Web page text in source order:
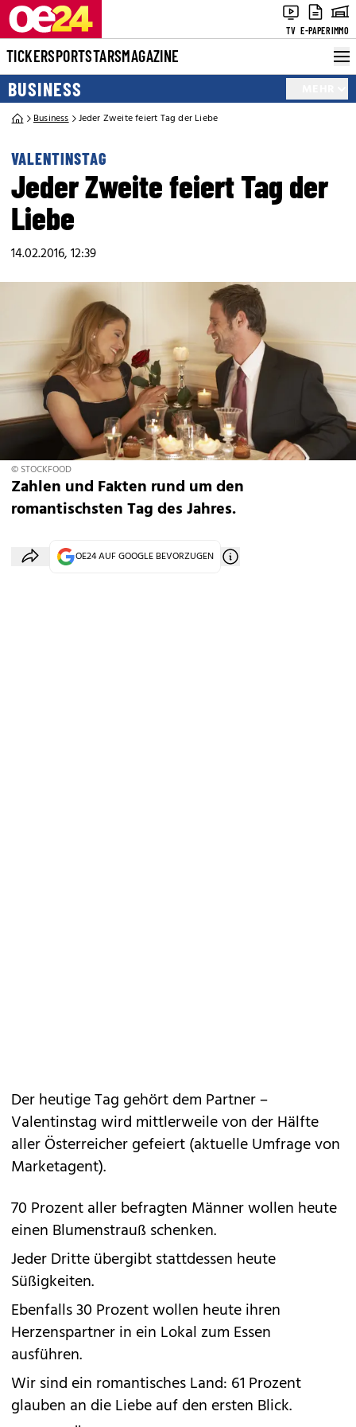
TV E-PAPERIMMO
TICKERSPORTSTARSMAGAZINE
BUSINESS
Business Jeder Zweite feiert Tag der Liebe
VALENTINSTAG
Jeder Zweite feiert Tag der
Liebe
14.02.2016, 12:39
© STOCKFOOD
Zahlen und Fakten rund um den
romantischsten Tag des Jahres.
OE24 AUF GOOGLE BEVORZUGEN
Der heutige Tag gehört dem Partner –
Valentinstag wird mittlerweile von der Hälfte
aller Österreicher gefeiert (aktuelle Umfrage von
Marketagent).
70 Prozent aller befragten Männer wollen heute
einen Blumenstrauß schenken.
Jeder Dritte übergibt stattdessen heute
Süßigkeiten.
Ebenfalls 30 Prozent wollen heute ihren
Herzenspartner in ein Lokal zum Essen
ausführen.
Wir sind ein romantisches Land: 61 Prozent
glauben an die Liebe auf den ersten Blick.